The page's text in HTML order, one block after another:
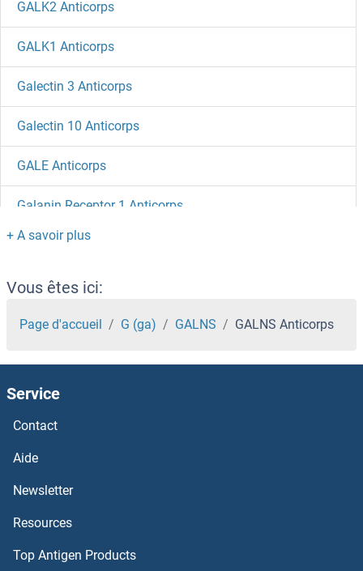
GALK2 Anticorps
GALK1 Anticorps
Galectin 3 Anticorps
Galectin 10 Anticorps
GALE Anticorps
Galanin Receptor 1 Anticorps
Galanin Anticorps
Galactosylceramidase Anticorps
GAL4 Anticorps
GAL3ST4 Anticorps
GAL3ST3 Anticorps
GAL Anticorps
GAK Anticorps
GAGE2B Anticorps
Vous êtes ici:
Page d'accueil G (ga) GALNS GALNS Anticorps
Service
Contact
Aide
Newsletter
Resources
Top Antigen Products